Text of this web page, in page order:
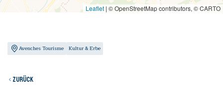
Leaflet | © OpenStreetMap contributors, © CARTO
Avenches Tourisme Kultur & Erbe
Zurück